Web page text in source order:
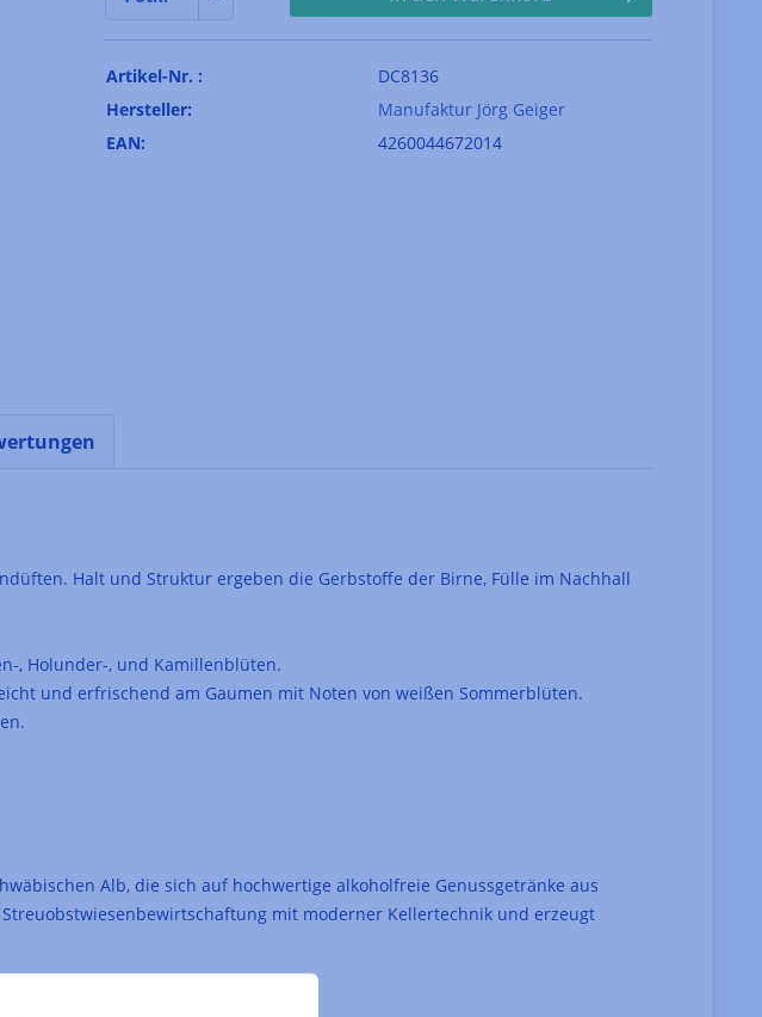
Artikel-Nr. :
DC8136
Hersteller:
Manufaktur Jörg Geiger
EAN:
4260044672014
Halt und Struktur ergeben die Gerbstoffe der Birne, Fülle im Nachhall
, Holunder-, und Kamillenblüten.
und erfrischend am Gaumen mit Noten von weißen Sommerblüten.
Alb, die sich auf hochwertige alkoholfreie Genussgetränke aus
mit moderner Kellertechnik und erzeugt